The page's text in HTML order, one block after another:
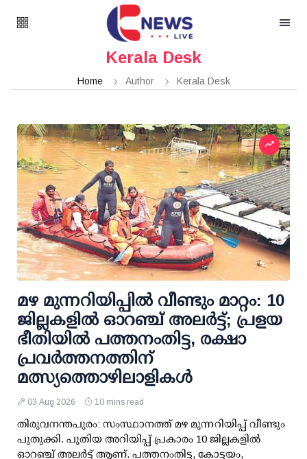
Kerala Desk
Home Author Kerala Desk
മഴ മുന്നറിയിപ്പില്‍ വീണ്ടും മാറ്റം: 10
ജില്ലകളില്‍ ഓറഞ്ച് അലര്‍ട്ട്; പ്രളയ
ഭീതിയില്‍ പത്തനംതിട്ട, രക്ഷാ
പ്രവര്‍ത്തനത്തിന്
മത്സ്യത്തൊഴിലാളികള്‍
03 Aug 2026 10 mins read
തിരുവനന്തപുരം: സംസ്ഥാനത്ത് മഴ മുന്നറിയിപ്പ് വീണ്ടും
പുതുക്കി. പുതിയ അറിയിപ്പ് പ്രകാരം 10 ജില്ലകളില്‍
ഓറഞ്ച് അലര്‍ട്ട് ആണ്. പത്തനംതിട്ട, കോട്ടയം,